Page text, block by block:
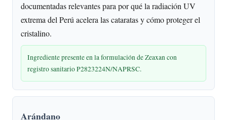
documentadas relevantes para por qué la radiación UV
extrema del Perú acelera las cataratas y cómo proteger el
cristalino.
Ingrediente presente en la formulación de Zeaxan con
registro sanitario P2823224N/NAPRSC.
Arándano